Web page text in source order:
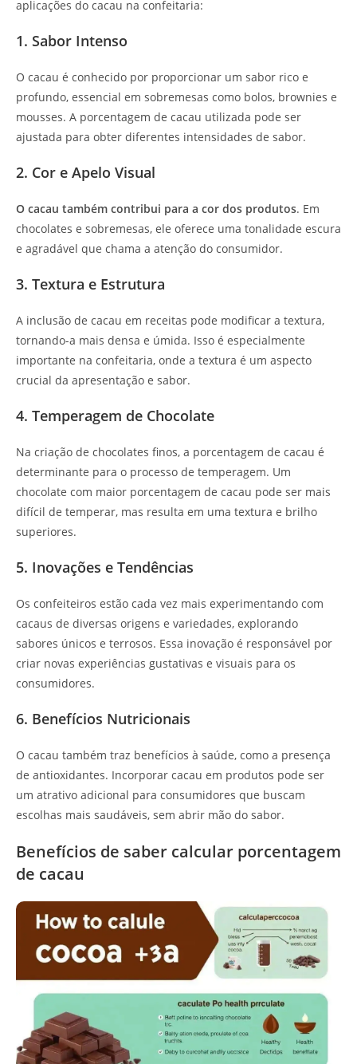
aplicações do cacau na confeitaria:
1. Sabor Intenso
O cacau é conhecido por proporcionar um sabor rico e
profundo, essencial em sobremesas como bolos, brownies e
mousses. A porcentagem de cacau utilizada pode ser
ajustada para obter diferentes intensidades de sabor.
2. Cor e Apelo Visual
O cacau também contribui para a cor dos produtos. Em
chocolates e sobremesas, ele oferece uma tonalidade escura
e agradável que chama a atenção do consumidor.
3. Textura e Estrutura
A inclusão de cacau em receitas pode modificar a textura,
tornando-a mais densa e úmida. Isso é especialmente
importante na confeitaria, onde a textura é um aspecto
crucial da apresentação e sabor.
4. Temperagem de Chocolate
Na criação de chocolates finos, a porcentagem de cacau é
determinante para o processo de temperagem. Um
chocolate com maior porcentagem de cacau pode ser mais
difícil de temperar, mas resulta em uma textura e brilho
superiores.
5. Inovações e Tendências
Os confeiteiros estão cada vez mais experimentando com
cacaus de diversas origens e variedades, explorando
sabores únicos e terrosos. Essa inovação é responsável por
criar novas experiências gustativas e visuais para os
consumidores.
6. Benefícios Nutricionais
O cacau também traz benefícios à saúde, como a presença
de antioxidantes. Incorporar cacau em produtos pode ser
um atrativo adicional para consumidores que buscam
escolhas mais saudáveis, sem abrir mão do sabor.
Benefícios de saber calcular porcentagem
de cacau